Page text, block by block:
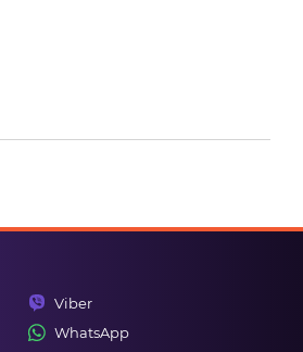
Viber
WhatsApp